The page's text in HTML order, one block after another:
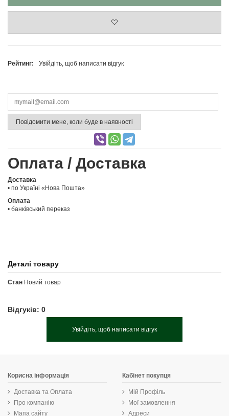
Рейтинг: Увійдіть, щоб написати відгук
Повідомити мене, коли буде в наявності
Оплата / Доставка
Доставка
• по Україні «Нова Пошта»
Оплата
• банківський переказ
Деталі товару
Стан Новий товар
Відгуків: 0
Увійдіть, щоб написати відгук
Корисна інформація
Доставка та Оплата
Про компанію
Мапа сайту
Кабінет покупця
Мій Профіль
Мої замовлення
Адреси